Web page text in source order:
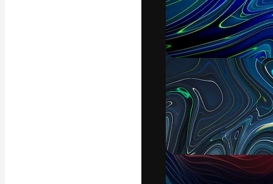
La piattaforma
migliori lavori.
creativi,
Italiano